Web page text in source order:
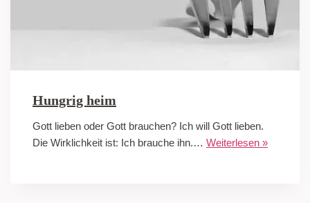
Hungrig heim
Gott lieben oder Gott brauchen? Ich will Gott lieben.
Die Wirklichkeit ist: Ich brauche ihn.… Weiterlesen »